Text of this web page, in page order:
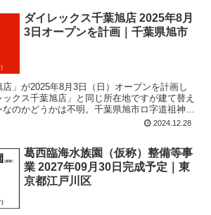
ダイレックス千葉旭店 2025年8月
3日オープンを計画｜千葉県旭市
店」が2025年8月3日（日）オープンを計画し
クス千葉旭店」と同じ所在地ですが建て替え
なのかどうかは不明。千葉県旭市ロ字道祖神
は、店舗面積：1,214平方メートル、駐車場：
2024.12.28
葛西臨海水族園（仮称）整備等事
業 2027年09月30日完成予定｜東
京都江戸川区